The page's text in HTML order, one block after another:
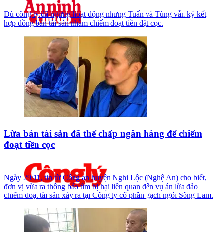
Dù công ty đã ngừng hoạt động nhưng Tuấn và Tùng vẫn ký kết
hợp đồng bán tài sản nhằm chiếm đoạt tiền đặt cọc.
Lừa bán tài sản đã thế chấp ngân hàng để chiếm
đoạt tiền cọc
Ngày 29/11, tin từ Công an huyện Nghi Lộc (Nghệ An) cho biết,
đơn vị vừa ra thông báo tìm bị hại liên quan đến vụ án lừa đảo
chiếm đoạt tài sản xảy ra tại Công ty cổ phần gạch ngói Sông Lam.